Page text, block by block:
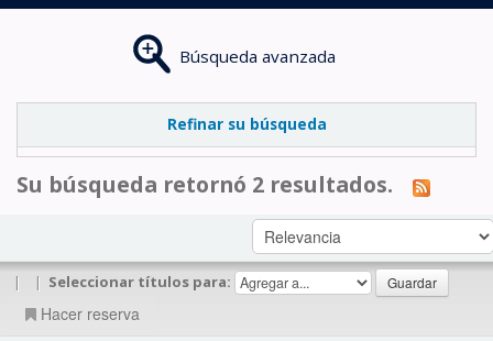
Búsqueda avanzada
Refinar su búsqueda
Su búsqueda retornó 2 resultados.
| | Seleccionar títulos para:
Hacer reserva